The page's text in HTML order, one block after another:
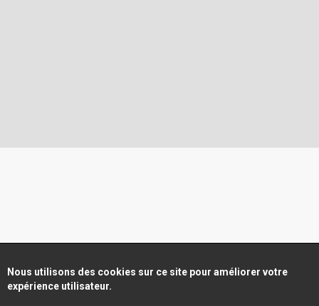
Nous utilisons des cookies sur ce site pour améliorer votre
expérience utilisateur.